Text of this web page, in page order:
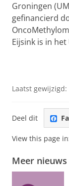
Groningen
gefinancierd
Eijsink is in
Laatst gewijzigd:
Deel dit
View this page
Meer nieuws